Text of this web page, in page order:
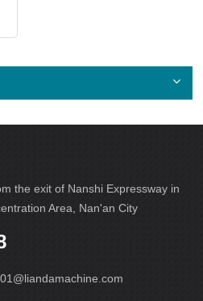
the exit of Nanshi Expressway in
Area, Nan'an City